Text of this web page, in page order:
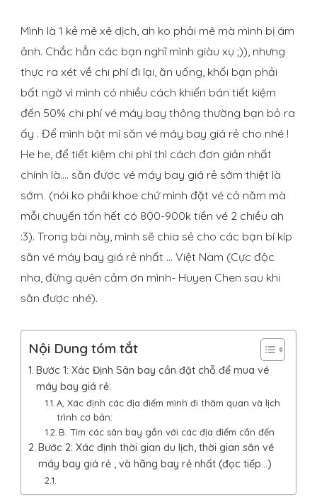
Mình là 1 kẻ mê xê dịch, ah ko phải mê mà mình bị ám
ảnh. Chắc hẳn các bạn nghĩ mình giàu xụ ;)), nhưng
thực ra xét về chi phí đi lại, ăn uống, khối bạn phải
bất ngờ vì mình có nhiều cách khiến bán tiết kiệm
đến 50% chi phí vé máy bay thông thường bạn bỏ ra
ấy . Để mình bật mí săn vé máy bay giá rẻ cho nhé !
He he, để tiết kiệm chi phí thì cách đơn giản nhất
chính là…. săn được vé máy bay giá rẻ sớm thiệt là
sớm (nói ko phải khoe chứ mình đặt vé cả năm mà
mỗi chuyến tốn hết có 800-900k tiền vé 2 chiều ah
:3). Trong bài này, mình sẽ chia sẻ cho các bạn bí kíp
săn vé máy bay giá rẻ nhất … Việt Nam (Cực độc
nha, đừng quên cảm ơn mình- Huyen Chen sau khi
săn được nhé).
Nội Dung tóm tắt
Bước 1: Xác Định Sân bay cần đặt chỗ để mua vé
máy bay giá rẻ:
A, Xác định các địa điểm mình đi thăm quan và lịch
trình cơ bản:
B. Tìm các sân bay gắn với các địa điểm cần đến
Bước 2: Xác định thời gian du lịch, thời gian săn vé
máy bay giá rẻ , và hãng bay rẻ nhất (đọc tiếp…)